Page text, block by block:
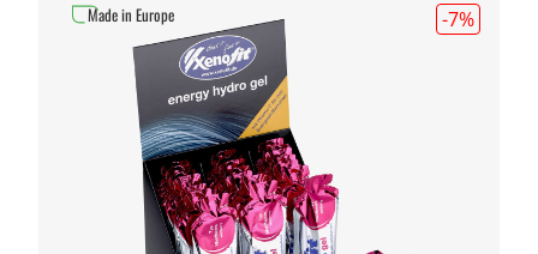
-7%
Made in Europe